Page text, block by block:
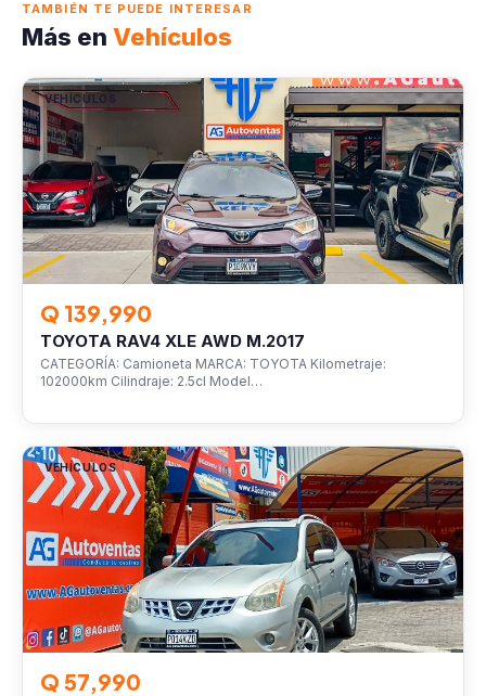
TAMBIÉN TE PUEDE INTERESAR
Más en Vehículos
VEHÍCULOS
Q 139,990
TOYOTA RAV4 XLE AWD M.2017
CATEGORÍA: Camioneta MARCA: TOYOTA Kilometraje:
102000km Cilindraje: 2.5cl Model…
VEHÍCULOS
Q 57,990